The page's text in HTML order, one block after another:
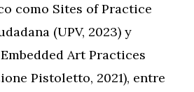
como Sites of Practice
(UPV, 2023) y
Art Practices
Pistoletto, 2021), entre